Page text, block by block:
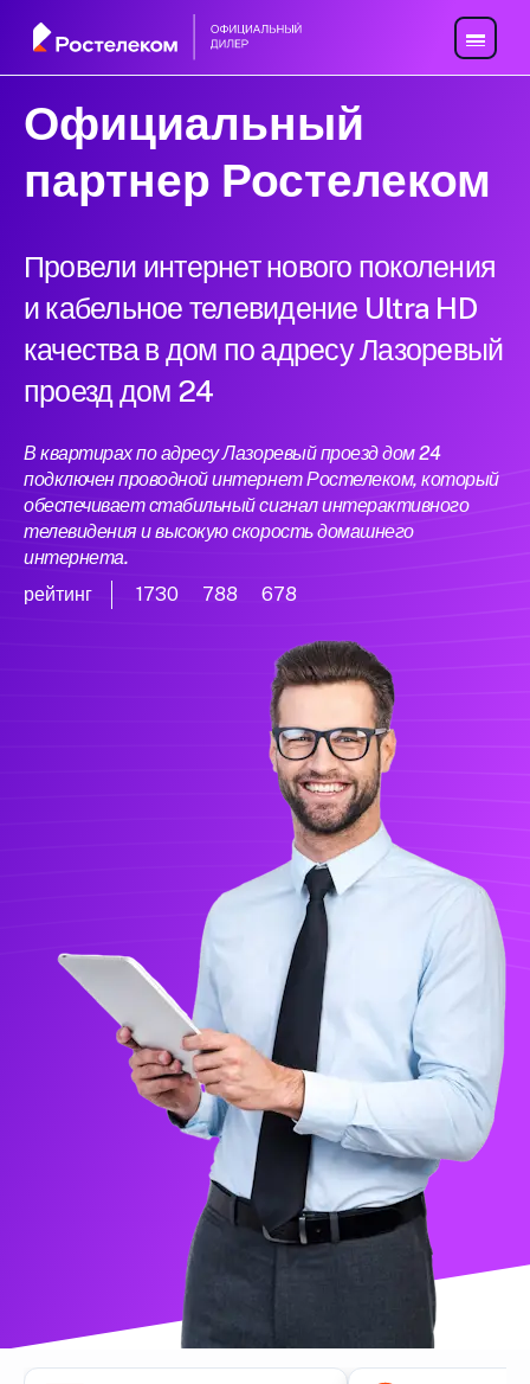
Официальный
партнер Ростелеком
Провели интернет нового поколения
и кабельное телевидение Ultra HD
качества в дом по адресу Лазоревый
проезд дом 24
В квартирах по адресу Лазоревый проезд дом 24
подключен проводной интернет Ростелеком, который
обеспечивает стабильный сигнал интерактивного
телевидения и высокую скорость домашнего
интернета.
рейтинг
1730 788 678